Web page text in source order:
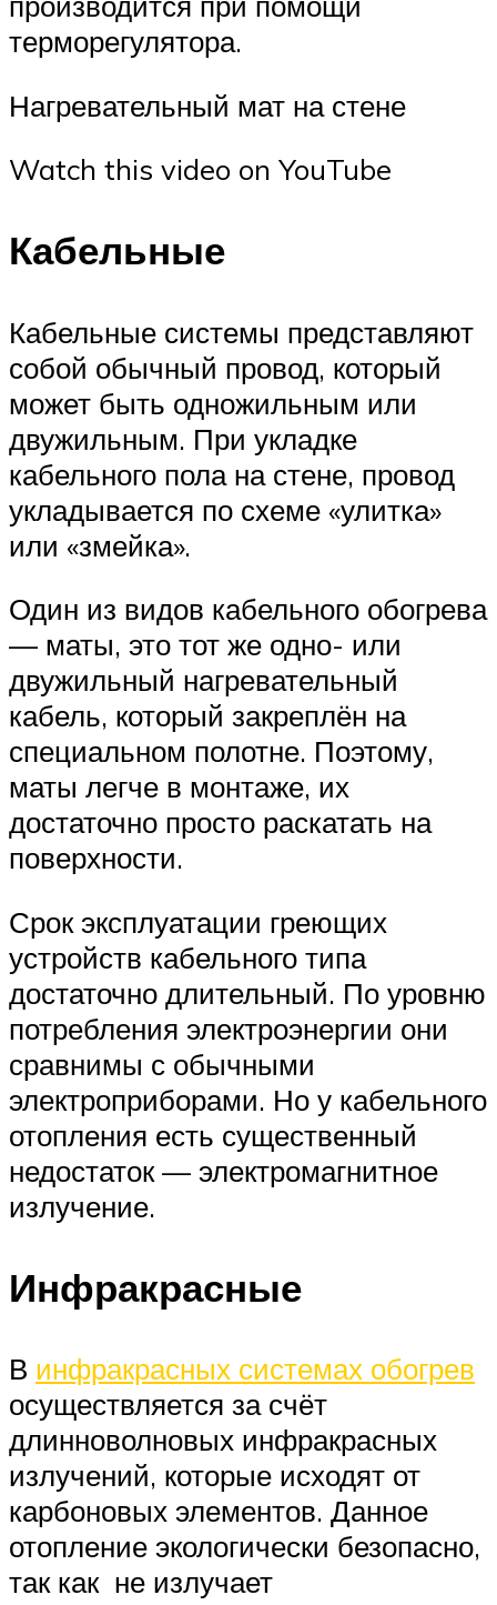
терморегулятора.
Нагревательный мат на стене
Watch this video on YouTube
Кабельные
Кабельные системы представляют
собой обычный провод, который
может быть одножильным или
двужильным. При укладке
кабельного пола на стене, провод
укладывается по схеме «улитка»
или «змейка».
Один из видов кабельного обогрева
— маты, это тот же одно- или
двужильный нагревательный
кабель, который закреплён на
специальном полотне. Поэтому,
маты легче в монтаже, их
достаточно просто раскатать на
поверхности.
Срок эксплуатации греющих
устройств кабельного типа
достаточно длительный. По уровню
потребления электроэнергии они
сравнимы с обычными
электроприборами. Но у кабельного
отопления есть существенный
недостаток — электромагнитное
излучение.
Инфракрасные
В инфракрасных системах обогрев
осуществляется за счёт
длинноволновых инфракрасных
излучений, которые исходят от
карбоновых элементов. Данное
отопление экологически безопасно,
так как не излучает